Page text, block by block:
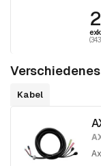
Verschiedenes
Kabel